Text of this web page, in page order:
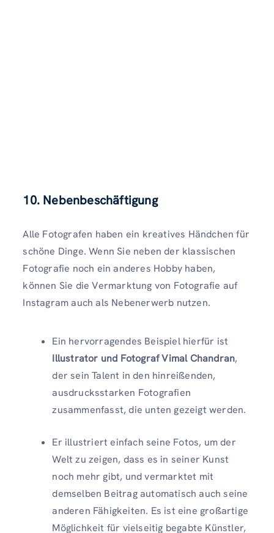
10. Nebenbeschäftigung
Alle Fotografen haben ein kreatives Händchen für
schöne Dinge. Wenn Sie neben der klassischen
Fotografie noch ein anderes Hobby haben,
können Sie die Vermarktung von Fotografie auf
Instagram auch als Nebenerwerb nutzen.
Ein hervorragendes Beispiel hierfür ist
Illustrator und Fotograf Vimal Chandran,
der sein Talent in den hinreißenden,
ausdrucksstarken Fotografien
zusammenfasst, die unten gezeigt werden.
Er illustriert einfach seine Fotos, um der
Welt zu zeigen, dass es in seiner Kunst
noch mehr gibt, und vermarktet mit
demselben Beitrag automatisch auch seine
anderen Fähigkeiten. Es ist eine großartige
Möglichkeit für vielseitig begabte Künstler,